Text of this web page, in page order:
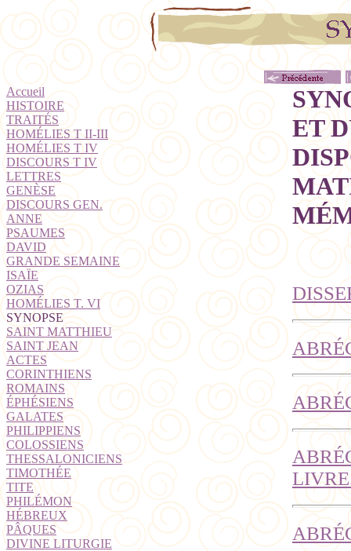
Accueil
HISTOIRE
TRAITÉS
HOMÉLIES T II-III
HOMÉLIES T IV
DISCOURS T IV
LETTRES
GENÈSE
DISCOURS GEN.
ANNE
PSAUMES
DAVID
GRANDE SEMAINE
ISAÏE
OZIAS
HOMÉLIES T. VI
SYNOPSE
SAINT MATTHIEU
SAINT JEAN
ACTES
CORINTHIENS
ROMAINS
ÉPHÉSIENS
GALATES
PHILIPPIENS
COLOSSIENS
THESSALONICIENS
TIMOTHÉE
TITE
PHILÉMON
HÉBREUX
PÂQUES
DIVINE LITURGIE
ET